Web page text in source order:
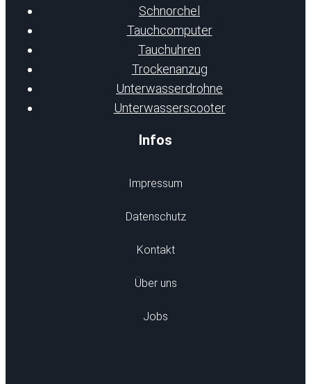
Schnorchel
Tauchcomputer
Tauchuhren
Trockenanzug
Unterwasserdrohne
Unterwasserscooter
Infos
Impressum
Datenschutz
Kontakt
Über uns
Jobs